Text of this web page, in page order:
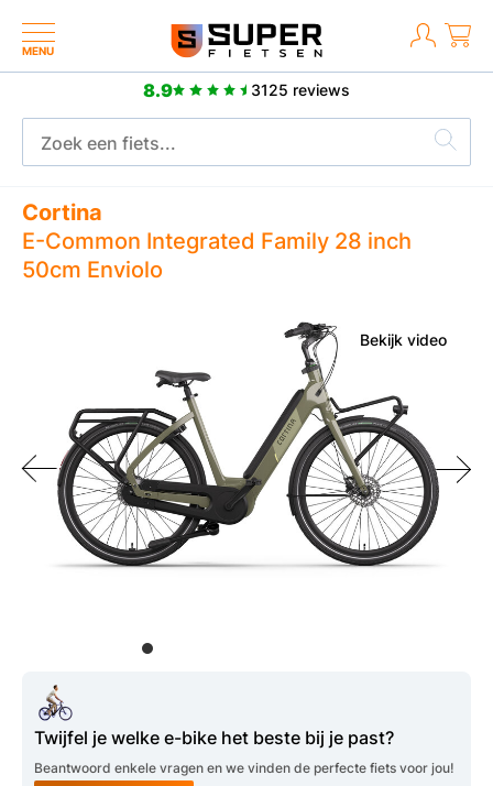
MENU
8.9 3125 reviews
Meer dan 2500 positieve reviews
Cortina
E-Common Integrated Family 28 inch
50cm Enviolo
Bekijk video
Twijfel je welke e-bike het beste bij je past?
Beantwoord enkele vragen en we vinden de perfecte fiets voor jou!